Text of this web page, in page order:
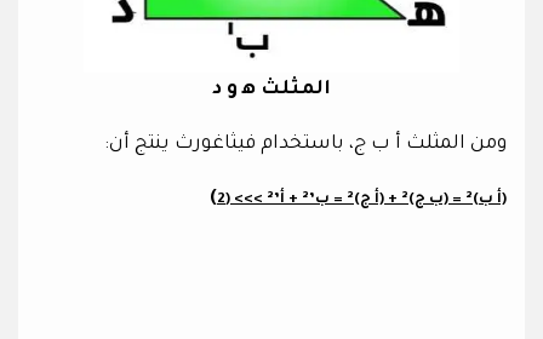
المثلث ه‍ و د
ومن المثلث أ ب ج، باستخدام فيثاغورث ينتج أن:
(أ ب)² = (ب ج)² + (أ ج)² = ب’² + أ’² >>> (2 )